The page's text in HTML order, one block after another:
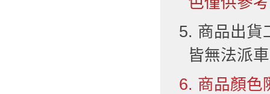
5. 商品出貨
皆無法派
6. 商品顏色